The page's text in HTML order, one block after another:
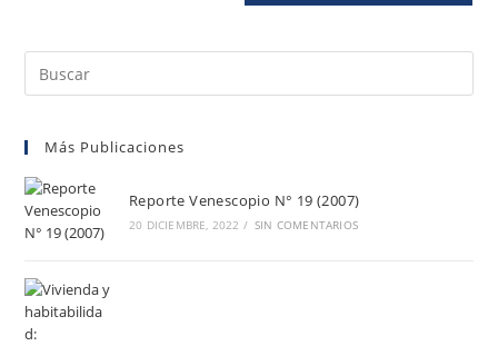
Más Publicaciones
Reporte Venescopio N° 19 (2007)
20 DICIEMBRE, 2022 / SIN COMENTARIOS